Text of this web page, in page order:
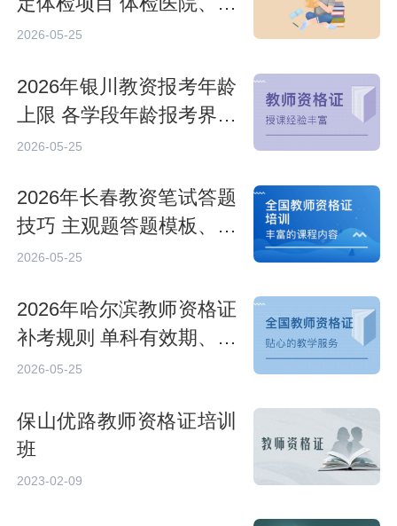
格标准须知
2026-05-25
2026年银川教资报考年龄
上限 各学段年龄报考界限
说明
2026-05-25
2026年长春教资笔试答题
技巧 主观题答题模板、答
题规范
2026-05-25
2026年哈尔滨教师资格证
补考规则 单科有效期、补
考报名条件
2026-05-25
保山优路教师资格证培训
班
2023-02-09